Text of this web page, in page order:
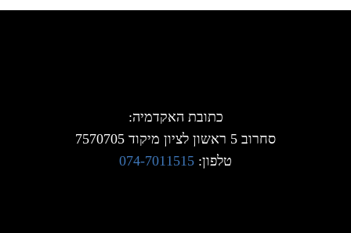
כתובת האקדמיה:
סחרוב 5 ראשון לציון מיקוד 7570705
טלפון: 074-7011515